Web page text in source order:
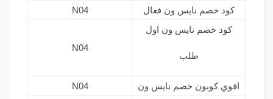
كود خصم نايس ون فعال
N04
كود خصم نايس ون اول
طلب
N04
اقوي كوبون خصم نايس ون
N04